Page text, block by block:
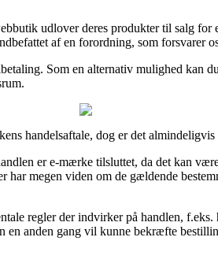
udlover deres produkter til salg for
af en forordning, som forsvarer
Som en alternativ mulighed kan
handelsaftale, dog er det
er e-mærke tilsluttet, da det kan
megen viden om de gældende
regler der indvirker på handlen,
en anden gang vil kunne bekræfte